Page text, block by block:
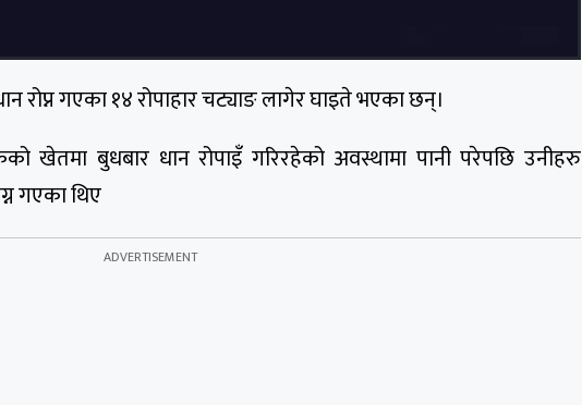
रोप्न गएका १४ रोपाहार चट्याङ लागेर घाइते भएका छन्।
खेतमा बुधबार धान रोपाइँ गरिरहेको अवस्थामा पानी परेपछि उनीहरु
गएका थिए